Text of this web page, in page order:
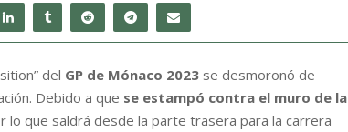
del GP de Mónaco 2023 se desmoronó de
Debido a que se estampó contra el muro de la
lo que saldrá desde la parte trasera para la carrera